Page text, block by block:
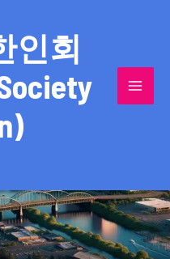
인회
포사회를 섬겨온
회!